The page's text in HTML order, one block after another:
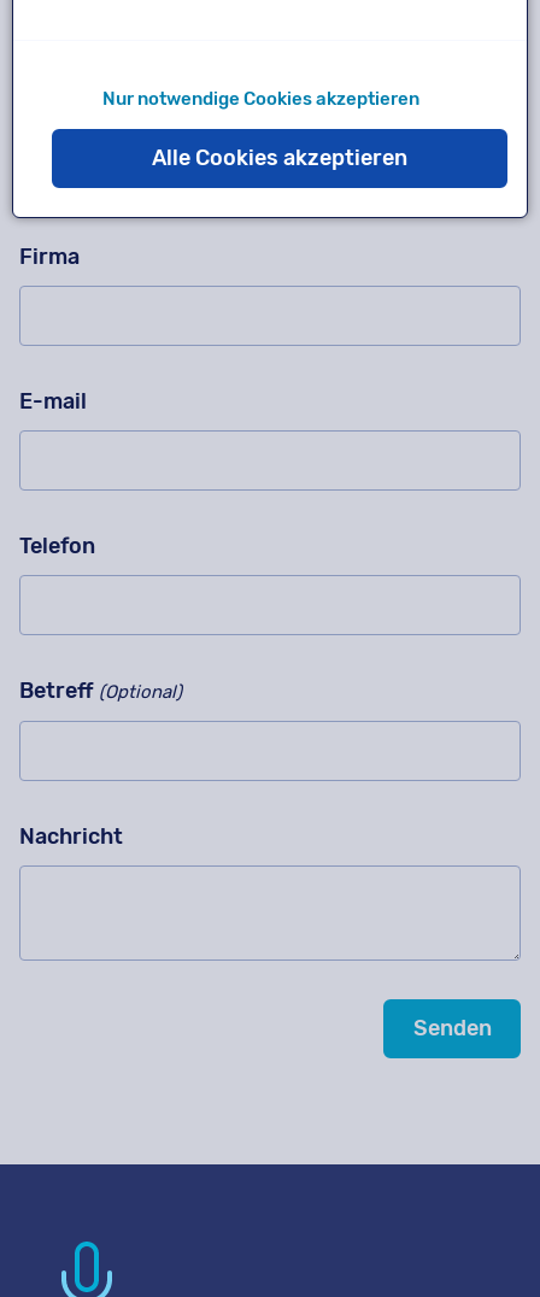
Firma
E-mail
Telefon
Betreff (Optional)
Nachricht
Nur notwendige Cookies akzeptieren
Alle Cookies akzeptieren